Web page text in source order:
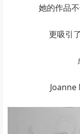
她的作品
更吸引
Joanne